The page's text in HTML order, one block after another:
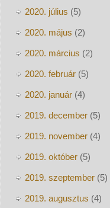
2020. július (5)
2020. május (2)
2020. március (2)
2020. február(5)
2020. január(4)
2019. december(5)
2019. november(4)
2019. október(5)
2019. szeptember(5)
2019. augusztus (4)